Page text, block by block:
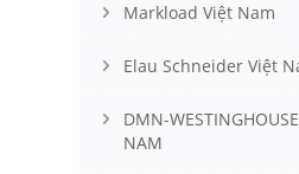
Markload Việt Nam
Elau Schneider Việt
DMN-
NAM